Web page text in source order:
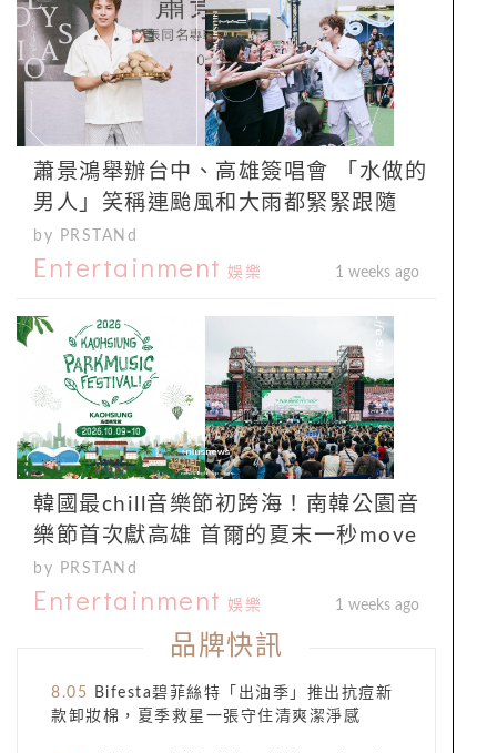
蕭景鴻舉辦台中、高雄簽唱會 「水做的
男人」笑稱連颱風和大雨都緊緊跟隨
by PRSTANd
Entertainment 娛樂 1 weeks ago
韓國最chill音樂節初跨海！南韓公園音
樂節首次獻高雄 首爾的夏末一秒move
by PRSTANd
Entertainment 娛樂 1 weeks ago
品牌快訊
8.05
Bifesta碧菲絲特「出油季」推出抗痘新
款卸妝棉，夏季救星一張守住清爽潔淨感​